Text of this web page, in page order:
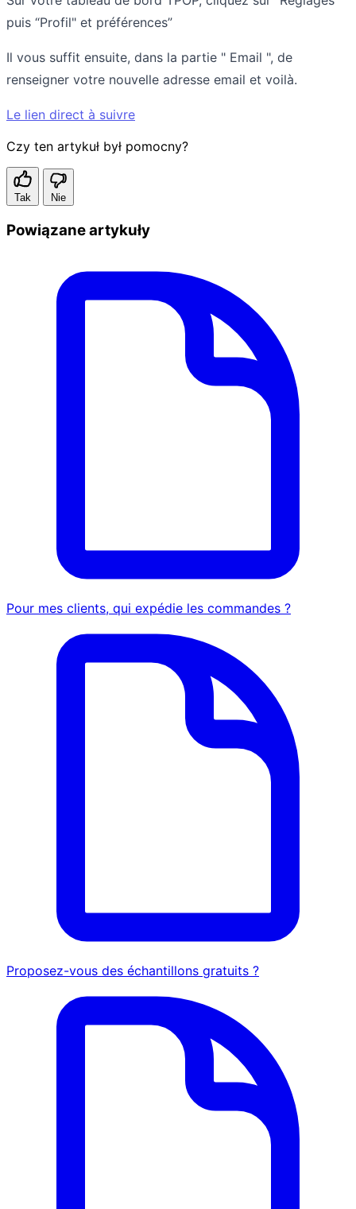
puis “Profil" et préférences”
Il vous suffit ensuite, dans la partie " Email ", de
renseigner votre nouvelle adresse email et voilà.
Le lien direct à suivre
Czy ten artykuł był pomocny?
Tak Nie
Powiązane artykuły
Pour mes clients, qui expédie les commandes ?
Proposez-vous des échantillons gratuits ?